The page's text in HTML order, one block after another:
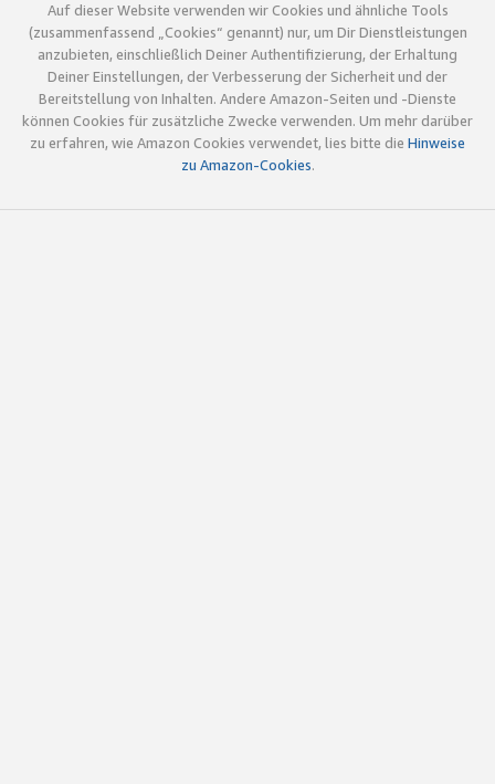
Auf dieser Website verwenden wir Cookies und ähnliche Tools
(zusammenfassend „Cookies“ genannt) nur, um Dir Dienstleistungen
anzubieten, einschließlich Deiner Authentifizierung, der Erhaltung
Deiner Einstellungen, der Verbesserung der Sicherheit und der
Bereitstellung von Inhalten. Andere Amazon-Seiten und -Dienste
können Cookies für zusätzliche Zwecke verwenden. Um mehr darüber
zu erfahren, wie Amazon Cookies verwendet, lies bitte die Hinweise
zu Amazon-Cookies.